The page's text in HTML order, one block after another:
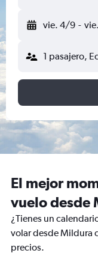
vie. 4/9 -
1 pasajero,
El mejor
vuelo desde
¿Tienes un
volar desde Mildura
precios.